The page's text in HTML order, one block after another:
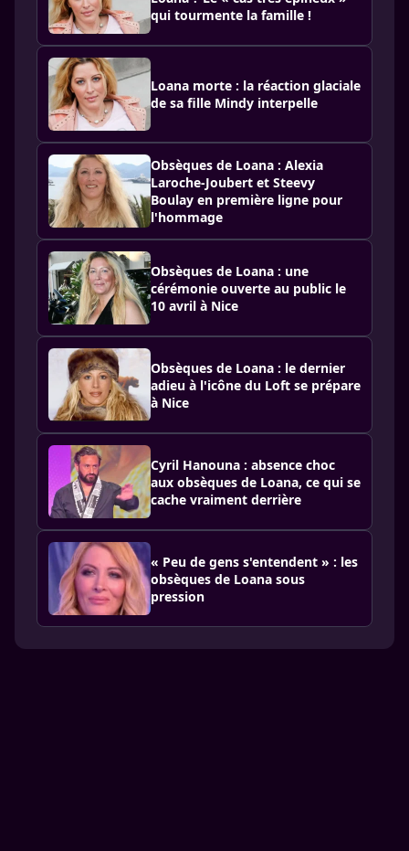
qui tourmente la famille !
Loana morte : la réaction glaciale
de sa fille Mindy interpelle
Obsèques de Loana : Alexia
Laroche-Joubert et Steevy
Boulay en première ligne pour
l'hommage
Obsèques de Loana : une
cérémonie ouverte au public le
10 avril à Nice
Obsèques de Loana : le dernier
adieu à l'icône du Loft se prépare
à Nice
Cyril Hanouna : absence choc
aux obsèques de Loana, ce qui se
cache vraiment derrière
« Peu de gens s'entendent » : les
obsèques de Loana sous
pression